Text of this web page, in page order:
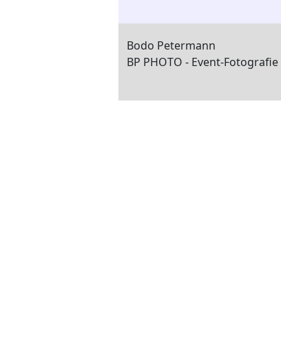
Bodo Petermann
BP PHOTO - Event-Fotografie